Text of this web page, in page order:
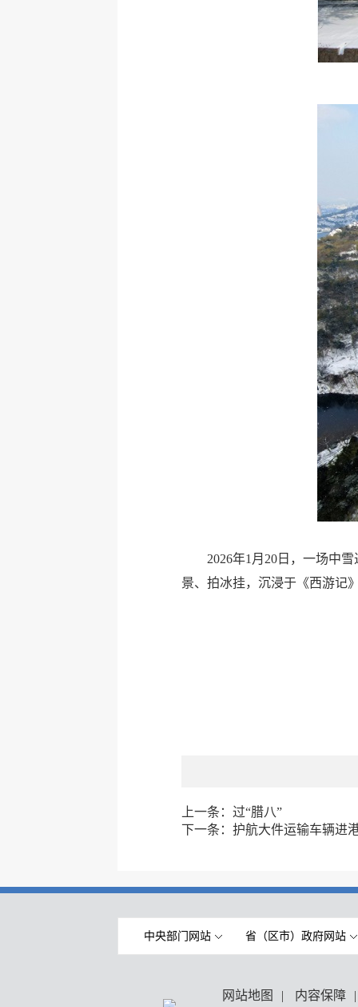
2026年1月20日，一场中
景、拍冰挂，沉浸于《西游记
上一条： 过“腊八”
下一条： 护航大件运输车辆进
中央部门网站 省（区市）政府网站
网站地图 | 内容保障 |